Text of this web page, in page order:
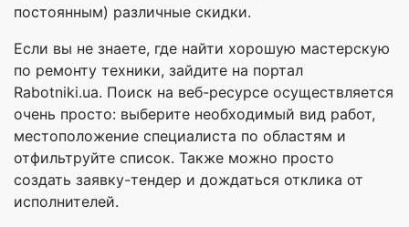
постоянным) различные скидки.
Если вы не знаете, где найти хорошую мастерскую
по ремонту техники, зайдите на портал
Rabotniki.ua. Поиск на веб-ресурсе осуществляется
очень просто: выберите необходимый вид работ,
местоположение специалиста по областям и
отфильтруйте список. Также можно просто
создать заявку-тендер и дождаться отклика от
исполнителей.